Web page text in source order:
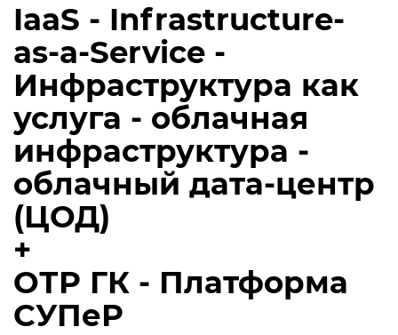
IaaS - Infrastructure-
as-a-Service -
Инфраструктура как
услуга - облачная
инфраструктура -
облачный дата-центр
(ЦОД)
+
ОТР ГК - Платформа
СУПеР